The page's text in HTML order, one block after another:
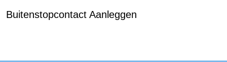
Buitenstopcontact Aanleggen